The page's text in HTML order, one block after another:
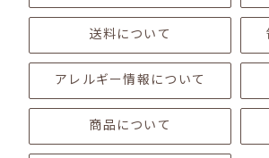
送料について
アレルギー情報について
商品について